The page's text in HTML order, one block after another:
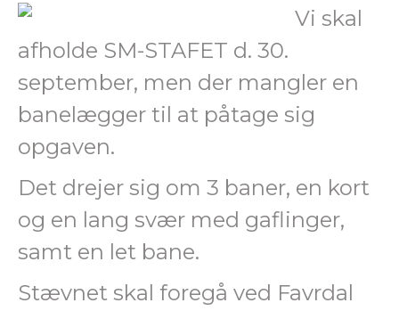
Vi skal
afholde SM-STAFET d. 30.
september, men der mangler en
banelægger til at påtage sig
opgaven.
Det drejer sig om 3 baner, en kort
og en lang svær med gaflinger,
samt en let bane.
Stævnet skal foregå ved Favrdal